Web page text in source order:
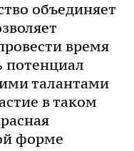
объединяет
время
потенциал
талантами
в таком
форме